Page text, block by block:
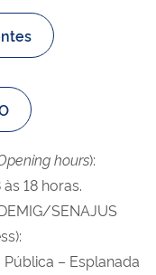
hours):
18 horas.
SENAJUS
– Esplanada